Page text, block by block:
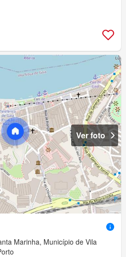
Ver foto
Marinha, Município de Vila